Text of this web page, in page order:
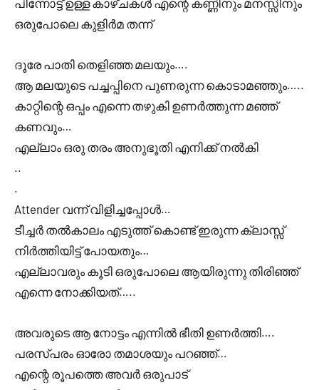
പിന്നോട്ട് ഉള്ള കാഴ്ചകൾ എന്റെ കണ്ണിനും മനസ്സിനും
ഒരുപോലെ കുളിർമ തന്ന്
ദൂരേ പാതി തെളിഞ്ഞ മലയും….
ആ മലയുടെ പച്ചപ്പിനെ പുണരുന്ന കൊടാമഞ്ഞും…..
കാറ്റിന്റെ ഒപ്പം എന്നെ തഴുകി ഉണർത്തുന്ന മഞ്ഞ്
കണവും…
എല്ലാം ഒരു തരം അനുഭൂതി എനിക്ക് നൽകി
..
.
Attender വന്ന് വിളിച്ചപ്പോൾ…
ടീച്ചർ തൽകാലം എടുത്ത് കൊണ്ട് ഇരുന്ന ക്ലാസ്സ്
നിർത്തിയിട്ട് പോയതും…
എല്ലാവരും കൂടി ഒരുപോലെ ആയിരുന്നു തിരിഞ്ഞ്
എന്നെ നോക്കിയത്…..
അവരുടെ ആ നോട്ടം എന്നിൽ ഭീതി ഉണർത്തി….
പരസ്പരം ഓരോ തമാശയും പറഞ്ഞ്…
എന്റെ രൂപത്തെ അവർ ഒരുപാട്